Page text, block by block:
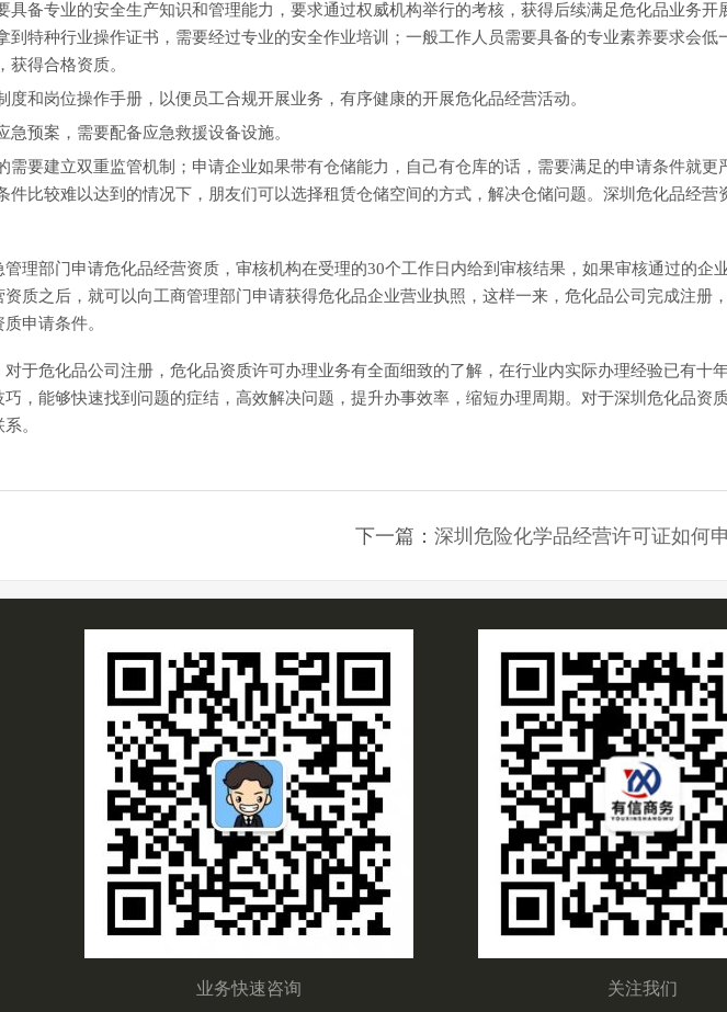
具备专业的安全生产知识和管理能力，要求通过权威机构举行的考核，获得后续满足危化品业务开
到特种行业操作证书，需要经过专业的安全作业培训；一般工作人员需要具备的专业素养要求会低
得合格资质。
和岗位操作手册，以便员工合规开展业务，有序健康的开展危化品经营活动。
预案，需要配备应急救援设备设施。
需要建立双重监管机制；申请企业如果带有仓储能力，自己有仓库的话，需要满足的申请条件就更
件比较难以达到的情况下，朋友们可以选择租赁仓储空间的方式，解决仓储问题。深圳危化品经营
理部门申请危化品经营资质，审核机构在受理的30个工作日内给到审核结果，如果审核通过的企
质之后，就可以向工商管理部门申请获得危化品企业营业执照，这样一来，危化品公司完成注册
申请条件。
于危化品公司注册，危化品资质许可办理业务有全面细致的了解，在行业内实际办理经验已有十
，能够快速找到问题的症结，高效解决问题，提升办事效率，缩短办理周期。对于深圳危化品资
。
下一篇： 深圳危险化学品经营许可证如何
业务快速咨询 关注我们